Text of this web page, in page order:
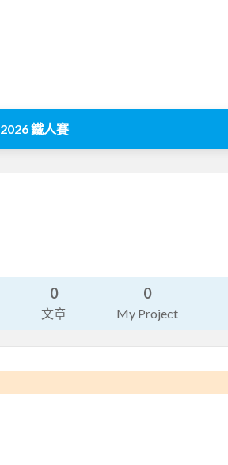
2026 鐵人賽
0
文章
0
My Project